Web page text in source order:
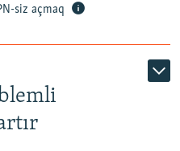
360p 480p
1080p
siz açmaq